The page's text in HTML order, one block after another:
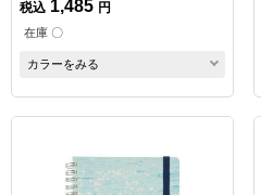
税込 1,485 円
在庫 〇
カラーをみる